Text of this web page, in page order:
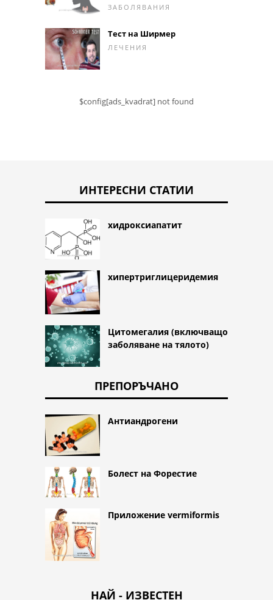
ЗАБОЛЯВАНИЯ
Тест на Ширмер
ЛЕЧЕНИЯ
$config[ads_kvadrat] not found
ИНТЕРЕСНИ СТАТИИ
хидроксиапатит
хипертриглицеридемия
Цитомегалия (включващо
заболяване на тялото)
ПРЕПОРЪЧАНО
Антиандрогени
Болест на Форестие
Приложение vermiformis
НАЙ - ИЗВЕСТЕН